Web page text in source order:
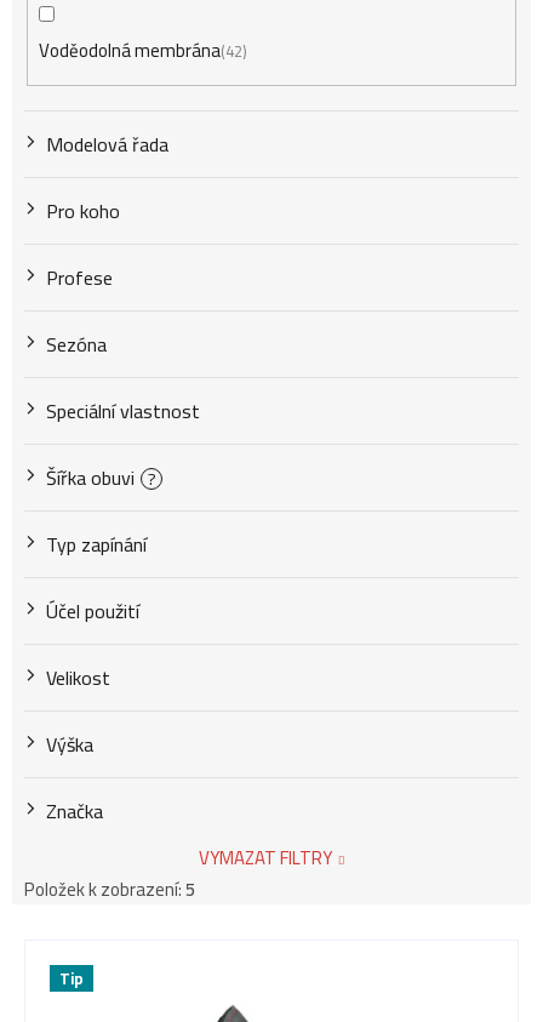
Voděodolná membrána 42
Modelová řada
Pro koho
Profese
Sezóna
Speciální vlastnost
Šířka obuvi ?
Typ zapínání
Účel použití
Velikost
Výška
Značka
VYMAZAT FILTRY
Položek k zobrazení:5
Tip